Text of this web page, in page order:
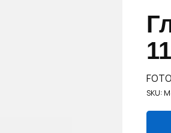
SKU: